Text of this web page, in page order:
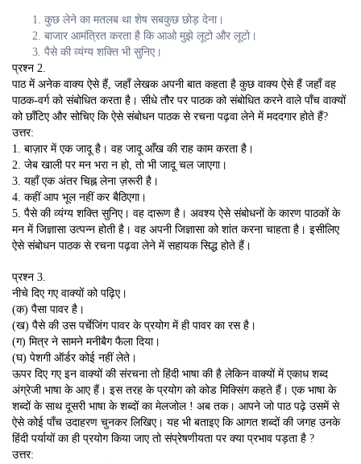
कुछ लेने का मतलब था शेष सबकुछ छोड़ देना।
बाजार आमंत्रित करता है कि आओ मुझे लूटो और लूटो।
पैसे की व्यंग्य शक्ति भी सुनिए।
प्रश्न 2.
पाठ में अनेक वाक्य ऐसे हैं, जहाँ लेखक अपनी बात कहता है कुछ वाक्य ऐसे हैं जहाँ वह
पाठक-वर्ग को संबोधित करता है। सीधे तौर पर पाठक को संबोधित करने वाले पाँच वाक्यों
को छाँटिए और सोचिए कि ऐसे संबोधन पाठक से रचना पढ़वा लेने में मददगार होते हैं?
उत्तर:
1. बाज़ार में एक जादू है। वह जादू आँख की राह काम करता है।
2. जेब खाली पर मन भरा न हो, तो भी जादू चल जाएगा।
3. यहाँ एक अंतर चिह्न लेना ज़रूरी है।
4. कहीं आप भूल नहीं कर बैठिएगा।
5. पैसे की व्यंग्य शक्ति सुनिए। वह दारूण है। अवश्य ऐसे संबोधनों के कारण पाठकों के
मन में जिज्ञासा उत्पन्न होती है। वह अपनी जिज्ञासा को शांत करना चाहता है। इसीलिए
ऐसे संबोधन पाठक से रचना पढ़वा लेने में सहायक सिद्ध होते हैं।
प्रश्न 3.
नीचे दिए गए वाक्यों को पढ़िए।
(क) पैसा पावर है।
(ख) पैसे की उस पर्चेजिंग पावर के प्रयोग में ही पावर का रस है।
(ग) मित्र ने सामने मनीबैग फैला दिया।
(घ) पेशगी ऑर्डर कोई नहीं लेते।
ऊपर दिए गए इन वाक्यों की संरचना तो हिंदी भाषा की है लेकिन वाक्यों में एकाध शब्द
अंग्रेजी भाषा के आए हैं। इस तरह के प्रयोग को कोड मिक्सिंग कहते हैं। एक भाषा के
शब्दों के साथ दूसरी भाषा के शब्दों का मेलजोल ! अब तक। आपने जो पाठ पढ़े उसमें से
ऐसे कोई पाँच उदाहरण चुनकर लिखिए। यह भी बताइए कि आगत शब्दों की जगह उनके
हिंदी पर्यायों का ही प्रयोग किया जाए तो संप्रेषणीयता पर क्या प्रभाव पड़ता है ?
उत्तर: